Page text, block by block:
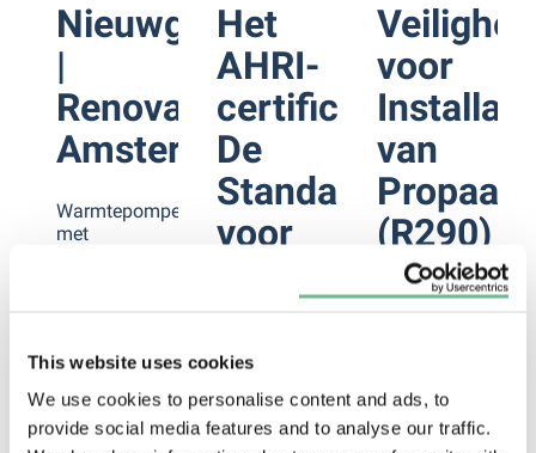
This website uses cookies
We use cookies to personalise content and ads, to
provide social media features and to analyse our traffic.
Nieuwgeluk
|
Renovatie
Amsterdam
Warmtepompen
met
Lees
Het
AHRI-
certificaat:
De
Standaard
voor
Betrouwbare
Prestaties
In de
wereld
voor
van
Propaan
(R290)
Qvantum
QA